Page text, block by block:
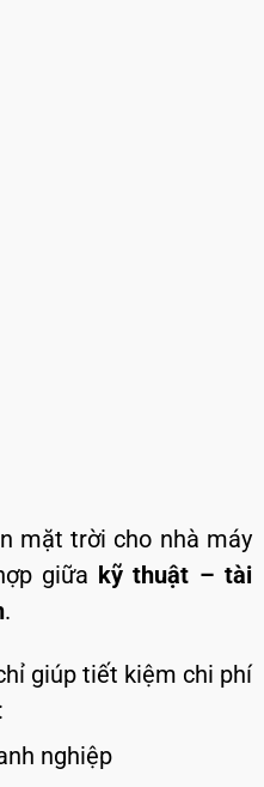
mặt trời cho nhà máy
giữa kỹ thuật – tài
.
giúp tiết kiệm chi phí
nghiệp